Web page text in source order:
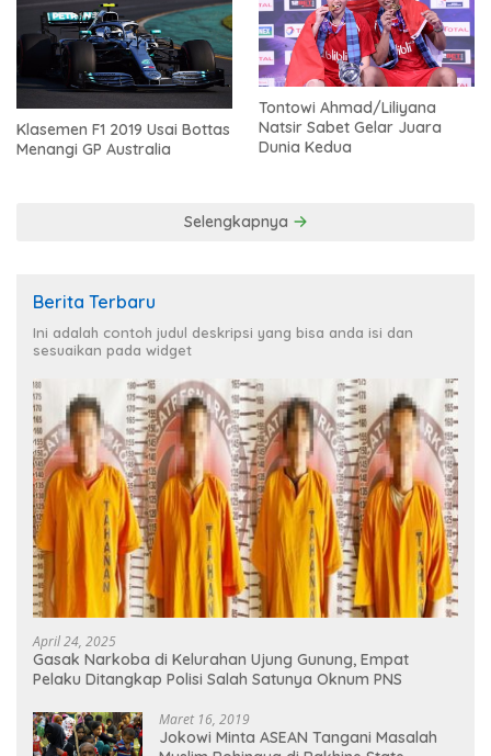
Klasemen F1 2019 Usai Bottas
Menangi GP Australia
Tontowi Ahmad/Liliyana
Natsir Sabet Gelar Juara
Dunia Kedua
Selengkapnya
Berita Terbaru
Ini adalah contoh judul deskripsi yang bisa anda isi dan
sesuaikan pada widget
April 24, 2025
Gasak Narkoba di Kelurahan Ujung Gunung, Empat
Pelaku Ditangkap Polisi Salah Satunya Oknum PNS
Maret 16, 2019
Jokowi Minta ASEAN Tangani Masalah